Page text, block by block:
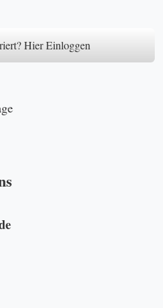
Hier Einloggen